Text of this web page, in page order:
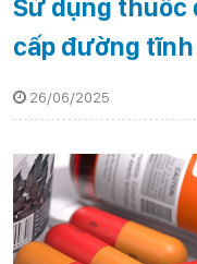
Sử dụng thuốc
cấp đường
26/06/2025